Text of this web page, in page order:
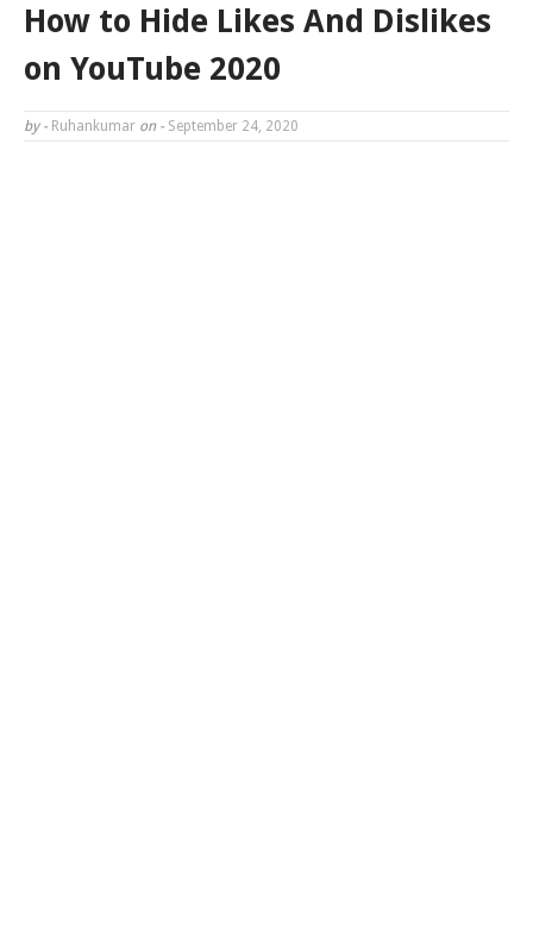
How to Hide Likes And Dislikes
on YouTube 2020
by - Ruhankumar on - September 24, 2020